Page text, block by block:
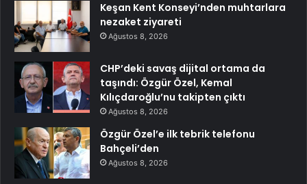
Keşan Kent Konseyi’nden muhtarlara
nezaket ziyareti
Ağustos 8, 2026
CHP’deki savaş dijital ortama da
taşındı: Özgür Özel, Kemal
Kılıçdaroğlu’nu takipten çıktı
Ağustos 8, 2026
Özgür Özel’e ilk tebrik telefonu
Bahçeli’den
Ağustos 8, 2026